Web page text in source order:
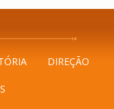
DIREÇÃO